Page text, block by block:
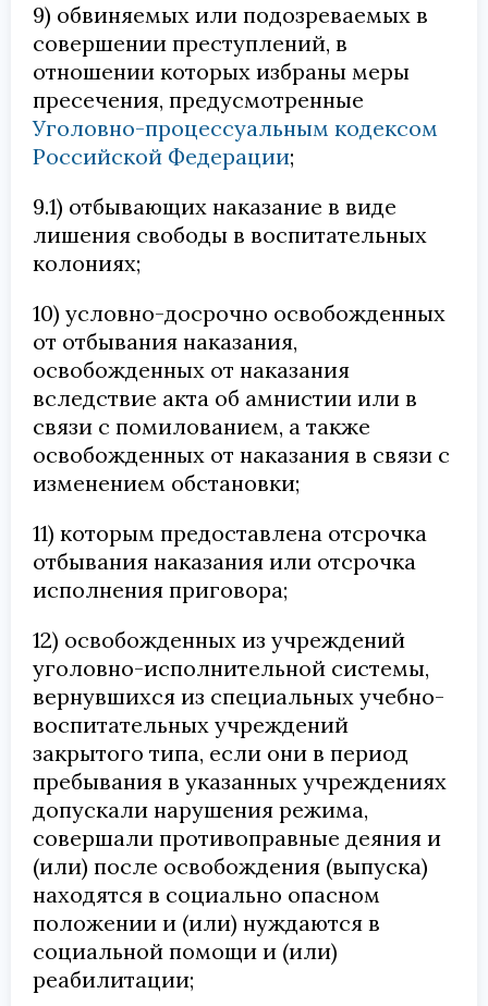
9) обвиняемых или подозреваемых в
совершении преступлений, в
отношении которых избраны меры
пресечения, предусмотренные
Уголовно-процессуальным кодексом
Российской Федерации;
9.1) отбывающих наказание в виде
лишения свободы в воспитательных
колониях;
10) условно-досрочно освобожденных
от отбывания наказания,
освобожденных от наказания
вследствие акта об амнистии или в
связи с помилованием, а также
освобожденных от наказания в связи с
изменением обстановки;
11) которым предоставлена отсрочка
отбывания наказания или отсрочка
исполнения приговора;
12) освобожденных из учреждений
уголовно-исполнительной системы,
вернувшихся из специальных учебно-
воспитательных учреждений
закрытого типа, если они в период
пребывания в указанных учреждениях
допускали нарушения режима,
совершали противоправные деяния и
(или) после освобождения (выпуска)
находятся в социально опасном
положении и (или) нуждаются в
социальной помощи и (или)
реабилитации;